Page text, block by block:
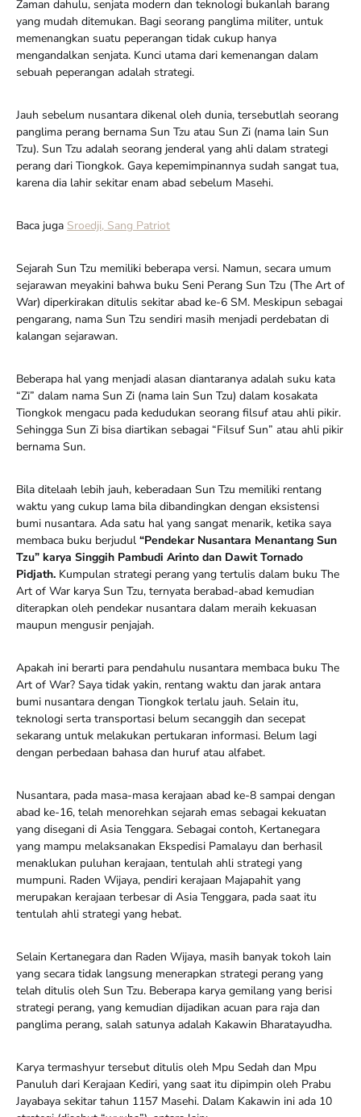
Zaman dahulu, senjata modern dan teknologi bukanlah barang
yang mudah ditemukan. Bagi seorang panglima militer, untuk
memenangkan suatu peperangan tidak cukup hanya
mengandalkan senjata. Kunci utama dari kemenangan dalam
sebuah peperangan adalah strategi.
Jauh sebelum nusantara dikenal oleh dunia, tersebutlah seorang
panglima perang bernama Sun Tzu atau Sun Zi (nama lain Sun
Tzu). Sun Tzu adalah seorang jenderal yang ahli dalam strategi
perang dari Tiongkok. Gaya kepemimpinannya sudah sangat tua,
karena dia lahir sekitar enam abad sebelum Masehi.
Baca juga Sroedji, Sang Patriot
Sejarah Sun Tzu memiliki beberapa versi. Namun, secara umum
sejarawan meyakini bahwa buku Seni Perang Sun Tzu (The Art of
War) diperkirakan ditulis sekitar abad ke-6 SM. Meskipun sebagai
pengarang, nama Sun Tzu sendiri masih menjadi perdebatan di
kalangan sejarawan.
Beberapa hal yang menjadi alasan diantaranya adalah suku kata
“Zi” dalam nama Sun Zi (nama lain Sun Tzu) dalam kosakata
Tiongkok mengacu pada kedudukan seorang filsuf atau ahli pikir.
Sehingga Sun Zi bisa diartikan sebagai “Filsuf Sun” atau ahli pikir
bernama Sun.
Bila ditelaah lebih jauh, keberadaan Sun Tzu memiliki rentang
waktu yang cukup lama bila dibandingkan dengan eksistensi
bumi nusantara. Ada satu hal yang sangat menarik, ketika saya
membaca buku berjudul “Pendekar Nusantara Menantang Sun
Tzu” karya Singgih Pambudi Arinto dan Dawit Tornado
Pidjath. Kumpulan strategi perang yang tertulis dalam buku The
Art of War karya Sun Tzu, ternyata berabad-abad kemudian
diterapkan oleh pendekar nusantara dalam meraih kekuasan
maupun mengusir penjajah.
Apakah ini berarti para pendahulu nusantara membaca buku The
Art of War? Saya tidak yakin, rentang waktu dan jarak antara
bumi nusantara dengan Tiongkok terlalu jauh. Selain itu,
teknologi serta transportasi belum secanggih dan secepat
sekarang untuk melakukan pertukaran informasi. Belum lagi
dengan perbedaan bahasa dan huruf atau alfabet.
Nusantara, pada masa-masa kerajaan abad ke-8 sampai dengan
abad ke-16, telah menorehkan sejarah emas sebagai kekuatan
yang disegani di Asia Tenggara. Sebagai contoh, Kertanegara
yang mampu melaksanakan Ekspedisi Pamalayu dan berhasil
menaklukan puluhan kerajaan, tentulah ahli strategi yang
mumpuni. Raden Wijaya, pendiri kerajaan Majapahit yang
merupakan kerajaan terbesar di Asia Tenggara, pada saat itu
tentulah ahli strategi yang hebat.
Selain Kertanegara dan Raden Wijaya, masih banyak tokoh lain
yang secara tidak langsung menerapkan strategi perang yang
telah ditulis oleh Sun Tzu. Beberapa karya gemilang yang berisi
strategi perang, yang kemudian dijadikan acuan para raja dan
panglima perang, salah satunya adalah Kakawin Bharatayudha.
Karya termashyur tersebut ditulis oleh Mpu Sedah dan Mpu
Panuluh dari Kerajaan Kediri, yang saat itu dipimpin oleh Prabu
Jayabaya sekitar tahun 1157 Masehi. Dalam Kakawin ini ada 10